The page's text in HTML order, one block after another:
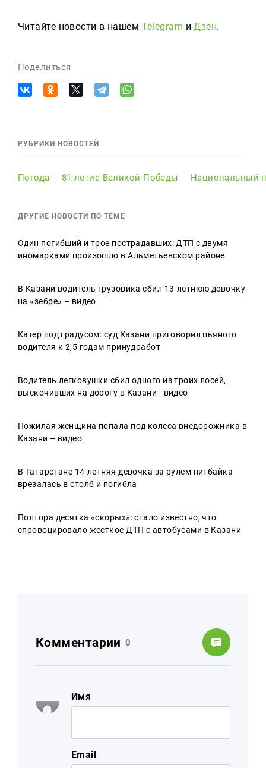
Читайте новости в нашем Telegram иДзен.
Поделиться
РУБРИКИ НОВОСТЕЙ
Погода 81-летие Великой Победы Национальный
ДРУГИЕ НОВОСТИ ПО ТЕМЕ
Один погибший и трое пострадавших: ДТП с двумя
иномарками произошло в Альметьевском районе
В Казани водитель грузовика сбил 13-летнюю девочку
на «зебре» – видео
Катер под градусом: суд Казани приговорил пьяного
водителя к 2,5 годам принудработ
Водитель легковушки сбил одного из троих лосей,
выскочивших на дорогу в Казани - видео
Пожилая женщина попала под колеса внедорожника в
Казани – видео
В Татарстане 14-летняя девочка за рулем питбайка
врезалась в столб и погибла
Полтора десятка «скорых»: стало известно, что
спровоцировало жесткое ДТП с автобусами в Казани
Комментарии 0
Имя
Email